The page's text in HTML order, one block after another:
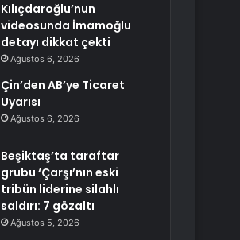
Kılıçdaroğlu’nun
videosunda İmamoğlu
detayı dikkat çekti
Ağustos 6, 2026
Çin’den AB’ye Ticaret
Uyarısı
Ağustos 6, 2026
Beşiktaş’ta taraftar
grubu ‘Çarşı’nın eski
tribün liderine silahlı
saldırı: 7 gözaltı
Ağustos 5, 2026